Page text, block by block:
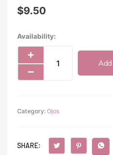
$9.50
Availability:
Moira
Orange
Add
Category: Ojos
SHARE: